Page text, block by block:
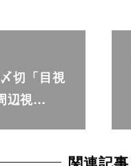
切「目視
辺視…